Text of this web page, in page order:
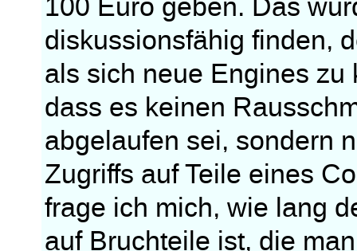
100 Euro geben. Das
diskussionsfähig finden,
als sich neue Engines zu
dass es keinen
abgelaufen sei, sondern
Zugriffs auf Teile eines
frage ich mich, wie lang
auf Bruchteile ist, die